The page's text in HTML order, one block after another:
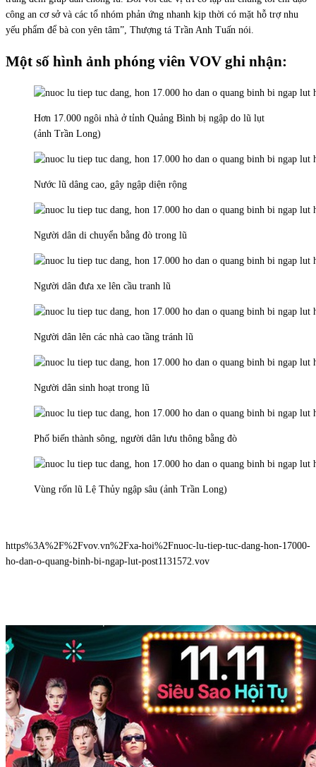
công an cơ sở và các tổ nhóm phản ứng nhanh kịp thời có mặt hỗ trợ nhu
yếu phẩm để bà con yên tâm”, Thượng tá Trần Anh Tuấn nói.
Một số hình ảnh phóng viên VOV ghi nhận:
Hơn 17.000 ngôi nhà ở tỉnh Quảng Bình bị ngập do lũ lụt
(ảnh Trần Long)
Nước lũ dâng cao, gây ngập diện rộng
Người dân di chuyển bằng đò trong lũ
Người dân đưa xe lên cầu tranh lũ
Người dân lên các nhà cao tầng tránh lũ
Người dân sinh hoạt trong lũ
Phố biến thành sông, người dân lưu thông bằng đò
Vùng rốn lũ Lệ Thủy ngập sâu (ảnh Trần Long)
https%3A%2F%2Fvov.vn%2Fxa-hoi%2Fnuoc-lu-tiep-tuc-dang-hon-17000-
ho-dan-o-quang-binh-bi-ngap-lut-post1131572.vov